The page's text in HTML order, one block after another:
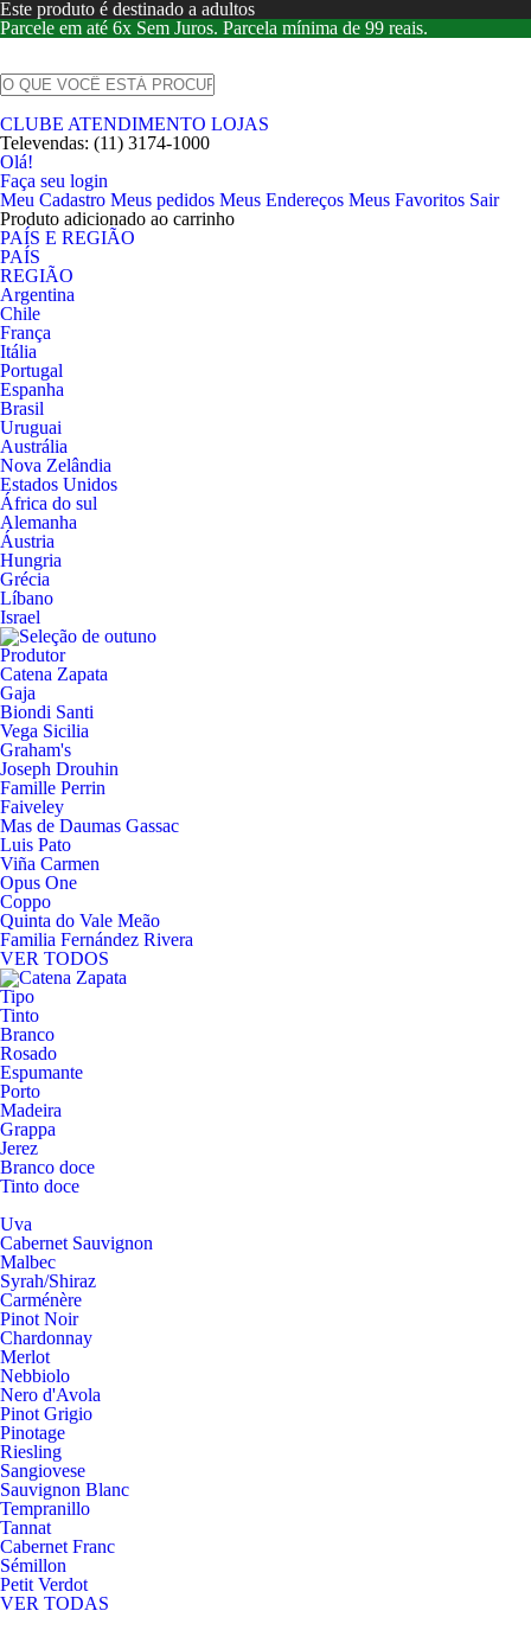
Este produto é destinado a adultos
Parcele em até 6x Sem Juros. Parcela mínima de 99 reais.
CLUBE ATENDIMENTO LOJAS
Televendas: (11) 3174-1000
Olá!
Faça seu login
Meu Cadastro Meus pedidos Meus Endereços Meus Favoritos Sair
Produto adicionado ao carrinho
PAÍS E REGIÃO
PAÍS
REGIÃO
Argentina
Chile
França
Itália
Portugal
Espanha
Brasil
Uruguai
Austrália
Nova Zelândia
Estados Unidos
África do sul
Alemanha
Áustria
Hungria
Grécia
Líbano
Israel
Produtor
Catena Zapata
Gaja
Biondi Santi
Vega Sicilia
Graham's
Joseph Drouhin
Famille Perrin
Faiveley
Mas de Daumas Gassac
Luis Pato
Viña Carmen
Opus One
Coppo
Quinta do Vale Meão
Familia Fernández Rivera
VER TODOS
Tipo
Tinto
Branco
Rosado
Espumante
Porto
Madeira
Grappa
Jerez
Branco doce
Tinto doce
Uva
Cabernet Sauvignon
Malbec
Syrah/Shiraz
Carménère
Pinot Noir
Chardonnay
Merlot
Nebbiolo
Nero d'Avola
Pinot Grigio
Pinotage
Riesling
Sangiovese
Sauvignon Blanc
Tempranillo
Tannat
Cabernet Franc
Sémillon
Petit Verdot
VER TODAS